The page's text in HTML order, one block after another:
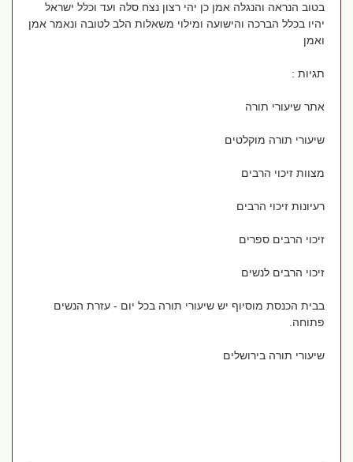
בטוב הנראה והנגלה אמן כן יהי רצון נצח סלה ועד וכלל ישראל
יהיו בכלל הברכה והישועה ומילוי משאלות הלב לטובה ונאמר אמן
ואמן
תגיות :
אתר שיעורי תורה
שיעורי תורה מוקלטים
מצוות זיכוי הרבים
רעיונות זיכוי הרבים
זיכוי הרבים ספרים
זיכוי הרבים לנשים
בבית הכנסת מוסיוף יש שיעורי תורה בכל יום - עזרת הנשים
פתוחה.
שיעורי תורה בירושלים